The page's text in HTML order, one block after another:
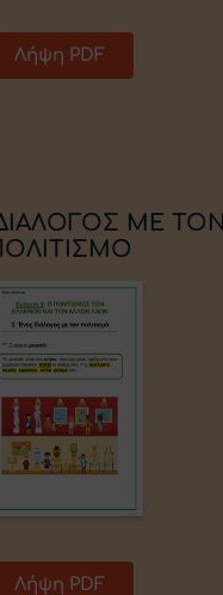
Λήψη PDF
ΜΕ ΤΟΝ
Λήψη PDF